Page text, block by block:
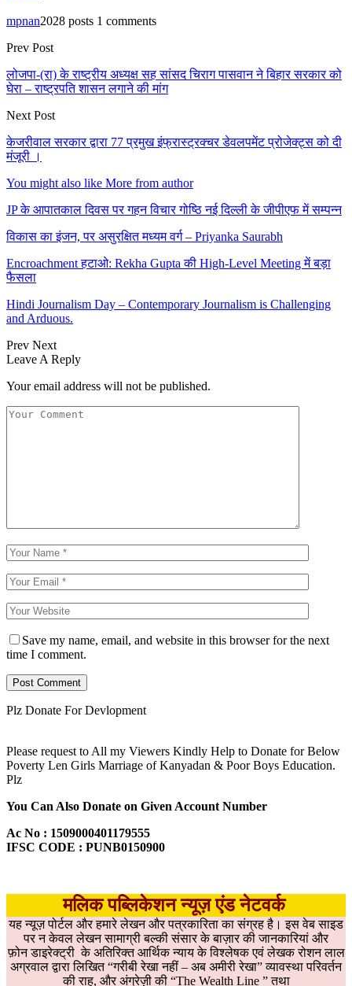
mpnan2028 posts 1 comments
Prev Post
लोजपा-(रा) के राष्ट्रीय अध्यक्ष सह सांसद चिराग पासवान ने बिहार सरकार को
घेरा – राष्ट्रपति शासन लगाने की मांग
Next Post
केजरीवाल सरकार द्वारा 77 प्रमुख इंफ्रास्ट्रक्चर डेवलपमेंट प्रोजेक्ट्स को दी
मंजूरी ।
You might also like More from author
JP के आपातकाल दिवस पर गहन विचार गोष्ठि नई दिल्ली के जीपीएफ में सम्पन्न
विकास का इंजन, पर असुरक्षित मध्यम वर्ग – Priyanka Saurabh
Encroachment हटाओ: Rekha Gupta की High-Level Meeting में बड़ा
फैसला
Hindi Journalism Day – Contemporary Journalism is Challenging
and Arduous.
Prev Next
Leave A Reply
Your email address will not be published.
Save my name, email, and website in this browser for the next
time I comment.
Plz Donate For Devlopment
Please request to All my Viewers Kindly Help to Donate for Below
Poverty Len Girls Marriage of Kanyadan & Poor Boys Education.
Plz
You Can Also Donate on Given Account Number
Ac No : 1509000401179555
IFSC CODE : PUNB0150900
मलिक पब्लिकेशन न्यूज़ एंड नेटवर्क
यह न्यूज़ पोर्टल और हमारे लेखन और पत्रकारिता का संग्रह है। इस वेब साइड
पर न केवल लेखन सामाग्री बल्की संसार के बाज़ार की जानकारियां और
फ़ोन डाइरेक्ट्री के अतिरिक्त आर्थिक न्याय के विश्लेषक एवं लेखक रोशन लाल
अग्रवाल द्वारा लिखित “गरीबी रेखा नहीं – अब अमीरी रेखा” व्यावस्था परिवर्तन
की राह, और अंग्रेज़ी की “The Wealth Line ” तथा